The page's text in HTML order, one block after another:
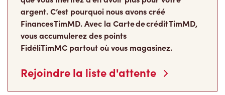
vous accumulerez des points
FidéliTimMC partout où vous magasinez.
Rejoindre la liste d'attente